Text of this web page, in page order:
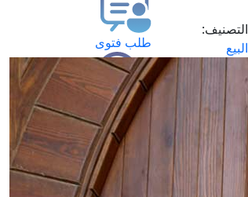
التصنيف:
البيع
طلب فتوى
استعلام عن فتوى
حجز موعد